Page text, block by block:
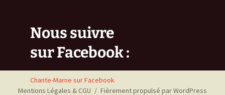
Nous suivre
sur Facebook :
Chante-Marne sur Facebook
Mentions Légales & CGU
Fièrement propulsé par WordPress